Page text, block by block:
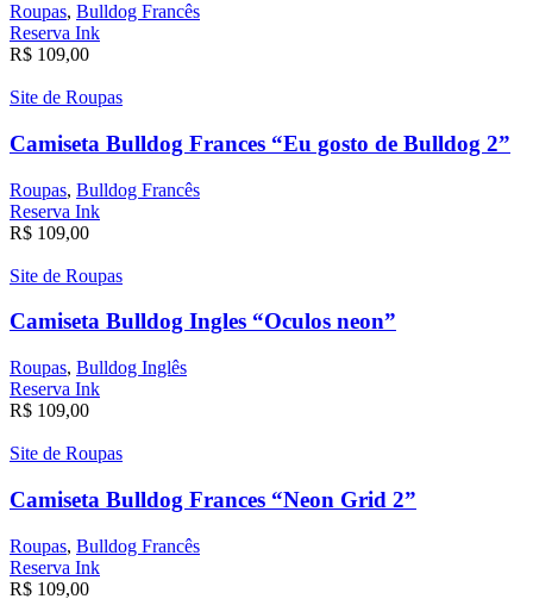
Roupas, Bulldog Francês
Reserva Ink
R$ 109,00
Site de Roupas
Camiseta Bulldog Frances “Eu gosto de Bulldog 2”
Roupas, Bulldog Francês
Reserva Ink
R$ 109,00
Site de Roupas
Camiseta Bulldog Ingles “Oculos neon”
Roupas, Bulldog Inglês
Reserva Ink
R$ 109,00
Site de Roupas
Camiseta Bulldog Frances “Neon Grid 2”
Roupas, Bulldog Francês
Reserva Ink
R$ 109,00